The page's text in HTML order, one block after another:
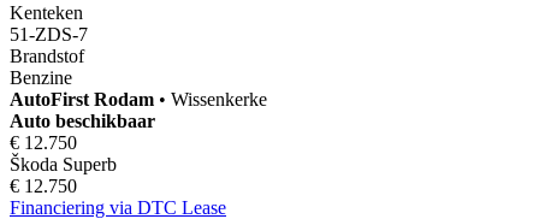
Kenteken
51-ZDS-7
Brandstof
Benzine
AutoFirst Rodam • Wissenkerke
Auto beschikbaar
€ 12.750
Škoda Superb
€ 12.750
Financiering via DTC Lease